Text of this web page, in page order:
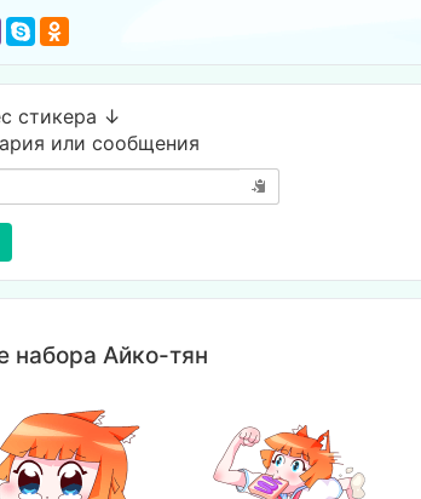
стикера ↓
или сообщения
набора Айко-тян